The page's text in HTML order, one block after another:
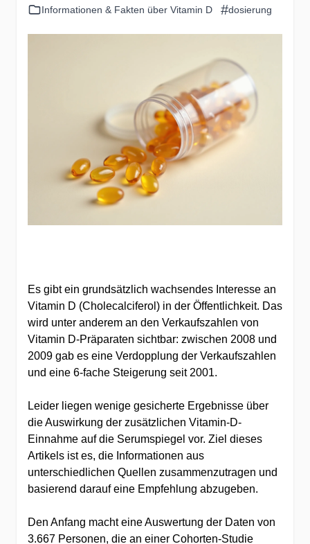
Informationen & Fakten über Vitamin D #dosierung
Es gibt ein grundsätzlich wachsendes Interesse an
Vitamin D (Cholecalciferol) in der Öffentlichkeit. Das
wird unter anderem an den Verkaufszahlen von
Vitamin D-Präparaten sichtbar: zwischen 2008 und
2009 gab es eine Verdopplung der Verkaufszahlen
und eine 6-fache Steigerung seit 2001.
Leider liegen wenige gesicherte Ergebnisse über
die Auswirkung der zusätzlichen Vitamin-D-
Einnahme auf die Serumspiegel vor. Ziel dieses
Artikels ist es, die Informationen aus
unterschiedlichen Quellen zusammenzutragen und
basierend darauf eine Empfehlung abzugeben.
Den Anfang macht eine Auswertung der Daten von
3.667 Personen, die an einer Cohorten-Studie